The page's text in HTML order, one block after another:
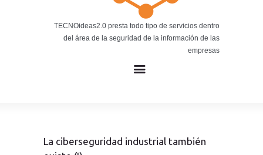
TECNOideas2.0 presta todo tipo de servicios dentro
del área de la seguridad de la información de las
empresas
La ciberseguridad industrial también